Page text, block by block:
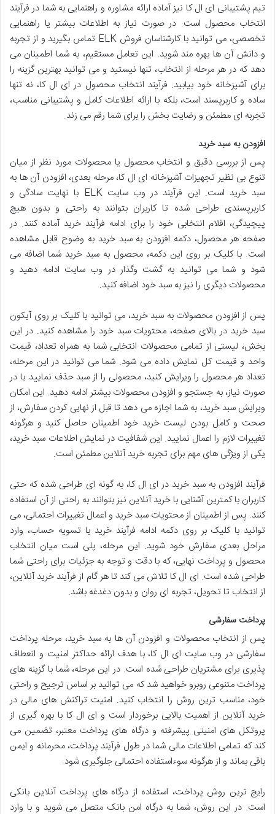
تیم پشتیبانی ای ال کا نیز آماده ارائه مشاوره و راهنمایی به شما در فرآیند
انتخاب محصول است. در صورت نیاز به اطلاعات بیشتر یا راهنمایی
تخصصی، می توانید با کارشناسان فروش ELK تماس بگیرید و از تجربه
و دانش آن ها بهره مند شوید. این تعامل مستقیم، به شما اطمینان می
دهد که در هر مرحله از انتخاب، تنها نیستید و می توانید بهترین گزینه را
برای آشپزخانه خود بیابید. فرآیند انتخاب محصول در ای ال کا، نه تنها
ساده و کاربرپسند است، بلکه با ارائه اطلاعات کامل و پشتیبانی مناسب،
تجربه ای مطمئن و رضایت بخش را برای شما رقم می زند.
افزودن به سبد خرید
پس از بررسی دقیق و انتخاب محصول یا محصولات مورد نظر از میان
تنوع بی نظیر تجهیزات آشپزخانه ای ال کا، مرحله بعدی، افزودن آن ها به
سبد خرید است. این فرآیند در وب سایت ELK با نهایت سادگی و
کاربرپسندی طراحی شده تا کاربران بتوانند به راحتی و بدون هیچ
پیچیدگی، اقلام انتخابی خود را برای ادامه فرآیند خرید آماده کنند. در
صفحه هر محصول، دکمه افزودن به سبد خرید به وضوح قابل مشاهده
است. با کلیک بر روی این دکمه، محصول به سبد خرید شما اضافه می
شود و شما می توانید به گشت وگذار در وب سایت ادامه دهید و
محصولات دیگری را نیز به سبد خود اضافه کنید.
پس از افزودن محصولات به سبد خرید، می توانید با کلیک بر روی آیکون
سبد خرید در بالای صفحه، محتویات سبد خود را مشاهده کنید. در این
بخش، لیستی از تمامی محصولات انتخابی شما به همراه تعداد، قیمت
واحد و قیمت کل نمایش داده می شود. شما می توانید در این مرحله،
تعداد هر محصول را ویرایش کنید، محصولی را از سبد حذف نمایید یا در
صورت نیاز، به جستجو و افزودن محصولات بیشتر ادامه دهید. این امکان
ویرایش سبد خرید، به شما اجازه می دهد تا قبل از نهایی کردن سفارش، از
صحت و کامل بودن لیست خرید خود اطمینان حاصل کنید و هرگونه
تغییرات لازم را اعمال نمایید. این شفافیت در نمایش اطلاعات سبد خرید،
یکی از ویژگی های مهم برای تجربه خرید آنلاین مطمئن است.
فرآیند افزودن به سبد خرید در ای ال کا، به گونه ای طراحی شده که حتی
کاربران با کمترین آشنایی با خرید آنلاین نیز بتوانند به راحتی از آن استفاده
کنند. پس از اطمینان از محتویات سبد خرید و اعمال تغییرات احتمالی، می
توانید با کلیک بر روی دکمه ادامه فرآیند خرید یا تسویه حساب، وارد
مراحل بعدی سفارش خود شوید. این مرحله، پلی است میان انتخاب
محصول و پرداخت نهایی، که با دقت و توجه به جزئیات برای راحتی شما
طراحی شده است. ای ال کا تلاش می کند تا هر گام از فرآیند خرید آنلاین،
از انتخاب تا تحویل، تجربه ای روان و بدون دغدغه باشد.
پرداخت سفارشی
پس از انتخاب محصولات و افزودن آن ها به سبد خرید، مرحله پرداخت
سفارشی در وب سایت ای ال کا، با هدف ارائه حداکثر امنیت و انعطاف
پذیری برای مشتریان طراحی شده است. در این مرحله، شما با گزینه های
پرداخت متنوعی روبرو خواهید شد که می توانید بر اساس ترجیح و راحتی
خود، مناسب ترین روش را انتخاب کنید. امنیت تراکنش های مالی در
خرید آنلاین از اهمیت بالایی برخوردار است و ای ال کا با بهره گیری از
پروتکل های امنیتی پیشرفته و درگاه های پرداخت معتبر، تضمین می
کند که تمامی اطلاعات مالی شما در طول فرآیند پرداخت، محرمانه و ایمن
باقی بماند و از هرگونه سوءاستفاده احتمالی جلوگیری شود.
رایج ترین روش پرداخت، استفاده از درگاه های پرداخت آنلاین بانکی
است. در این روش، شما به درگاه امن بانک متصل می شوید و با وارد